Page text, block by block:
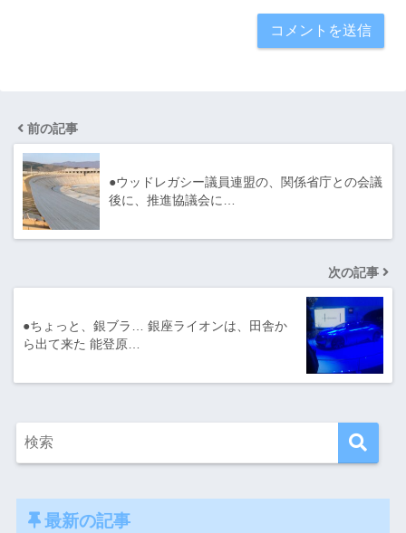
前の記事
●ウッドレガシー議員連盟の、関係省庁との会議
後に、推進協議会に…
次の記事
●ちょっと、銀ブラ… 銀座ライオンは、田舎か
ら出て来た 能登原…
最新の記事